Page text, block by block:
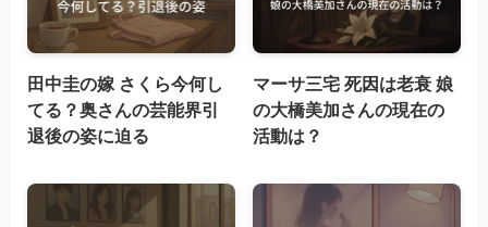
田中圭の嫁 さくら今何し
てる？奥さんの芸能界引
退後の姿に迫る
マーサ三宅 死因は老衰 娘
の大橋美加さんの現在の
活動は？